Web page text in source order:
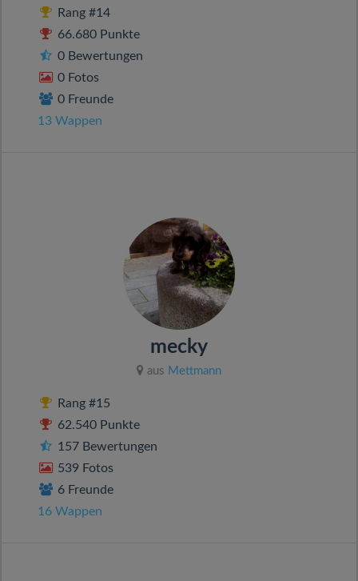
Rang #14
66.680 Punkte
0 Bewertungen
0 Fotos
0 Freunde
13 Wappen
mecky
aus Mettmann
Rang #15
62.540 Punkte
157 Bewertungen
539 Fotos
6 Freunde
16 Wappen